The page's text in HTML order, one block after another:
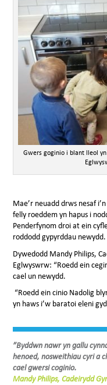
Gwers goginio i blant lleol
Mae’r neuadd drws nesaf
felly roeddem yn hapus i
Penderfynom droi at ein
roddodd gypyrddau newydd.
Dywedodd Mandy Philips,
Eglwyswrw: “Roedd ein
cael un newydd.
“Roedd ein cinio Nadolig
yn haws i’w baratoi eleni
⁠”Byddwn nawr yn gallu
henoed, nosweithiau cyri a
cael gwersi coginio.
Mandy Philips, Cadeirydd